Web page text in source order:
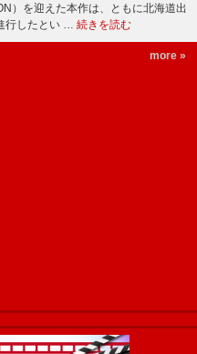
）を迎えた本作は、ともに北海道出
行したとい … 続きを読む
more »